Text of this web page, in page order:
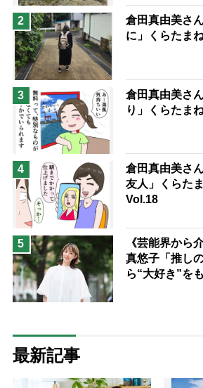
2
倉田真由美さ
に」くらたま
3
倉田真由美さ
り」くらたま
4
倉田真由美さ
友人」くらた
Vol.18
5
《芸能界から
真悠子「推し
ら“大好き”を
最新記事